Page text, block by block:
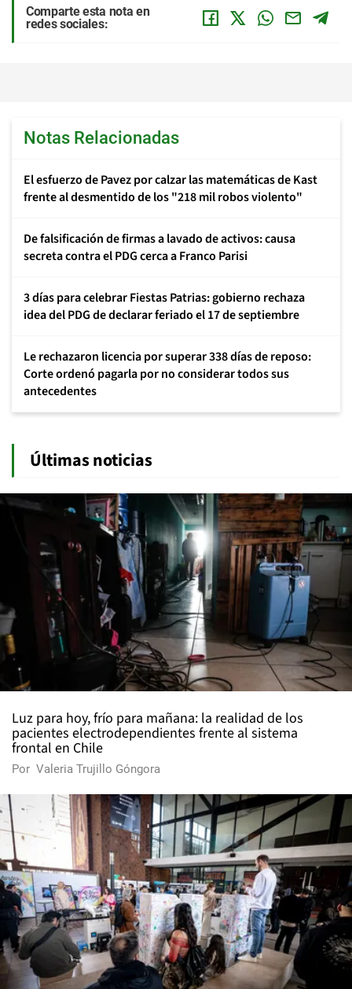
Comparte esta nota en
redes sociales:
Notas Relacionadas
El esfuerzo de Pavez por calzar las matemáticas de Kast
frente al desmentido de los "218 mil robos violento"
De falsificación de firmas a lavado de activos: causa
secreta contra el PDG cerca a Franco Parisi
3 días para celebrar Fiestas Patrias: gobierno rechaza
idea del PDG de declarar feriado el 17 de septiembre
Le rechazaron licencia por superar 338 días de reposo:
Corte ordenó pagarla por no considerar todos sus
antecedentes
Últimas noticias
Luz para hoy, frío para mañana: la realidad de los
pacientes electrodependientes frente al sistema
frontal en Chile
Por Valeria Trujillo Góngora